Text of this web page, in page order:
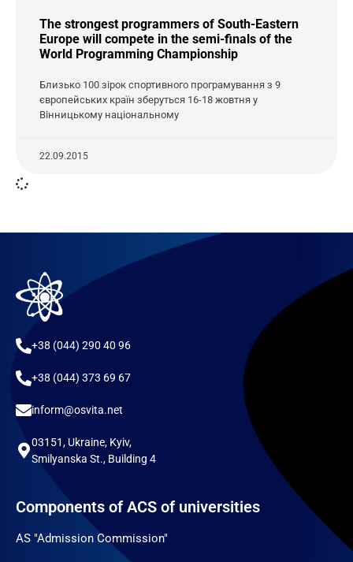
The strongest programmers of South-Eastern
Europe will compete in the semi-finals of the
World Programming Championship
Близько 100 зірок спортивного програмування з 9
європейських країн зберуться 16-18 жовтня у
Вінницькому національному
22.09.2015
+38 (044) 290 40 96
+38 (044) 373 69 67
inform@osvita.net
03151, Ukraine, Kyiv,
Smilyanska St., Building 4
Components of ACS of universities
AS "Admission Commission"